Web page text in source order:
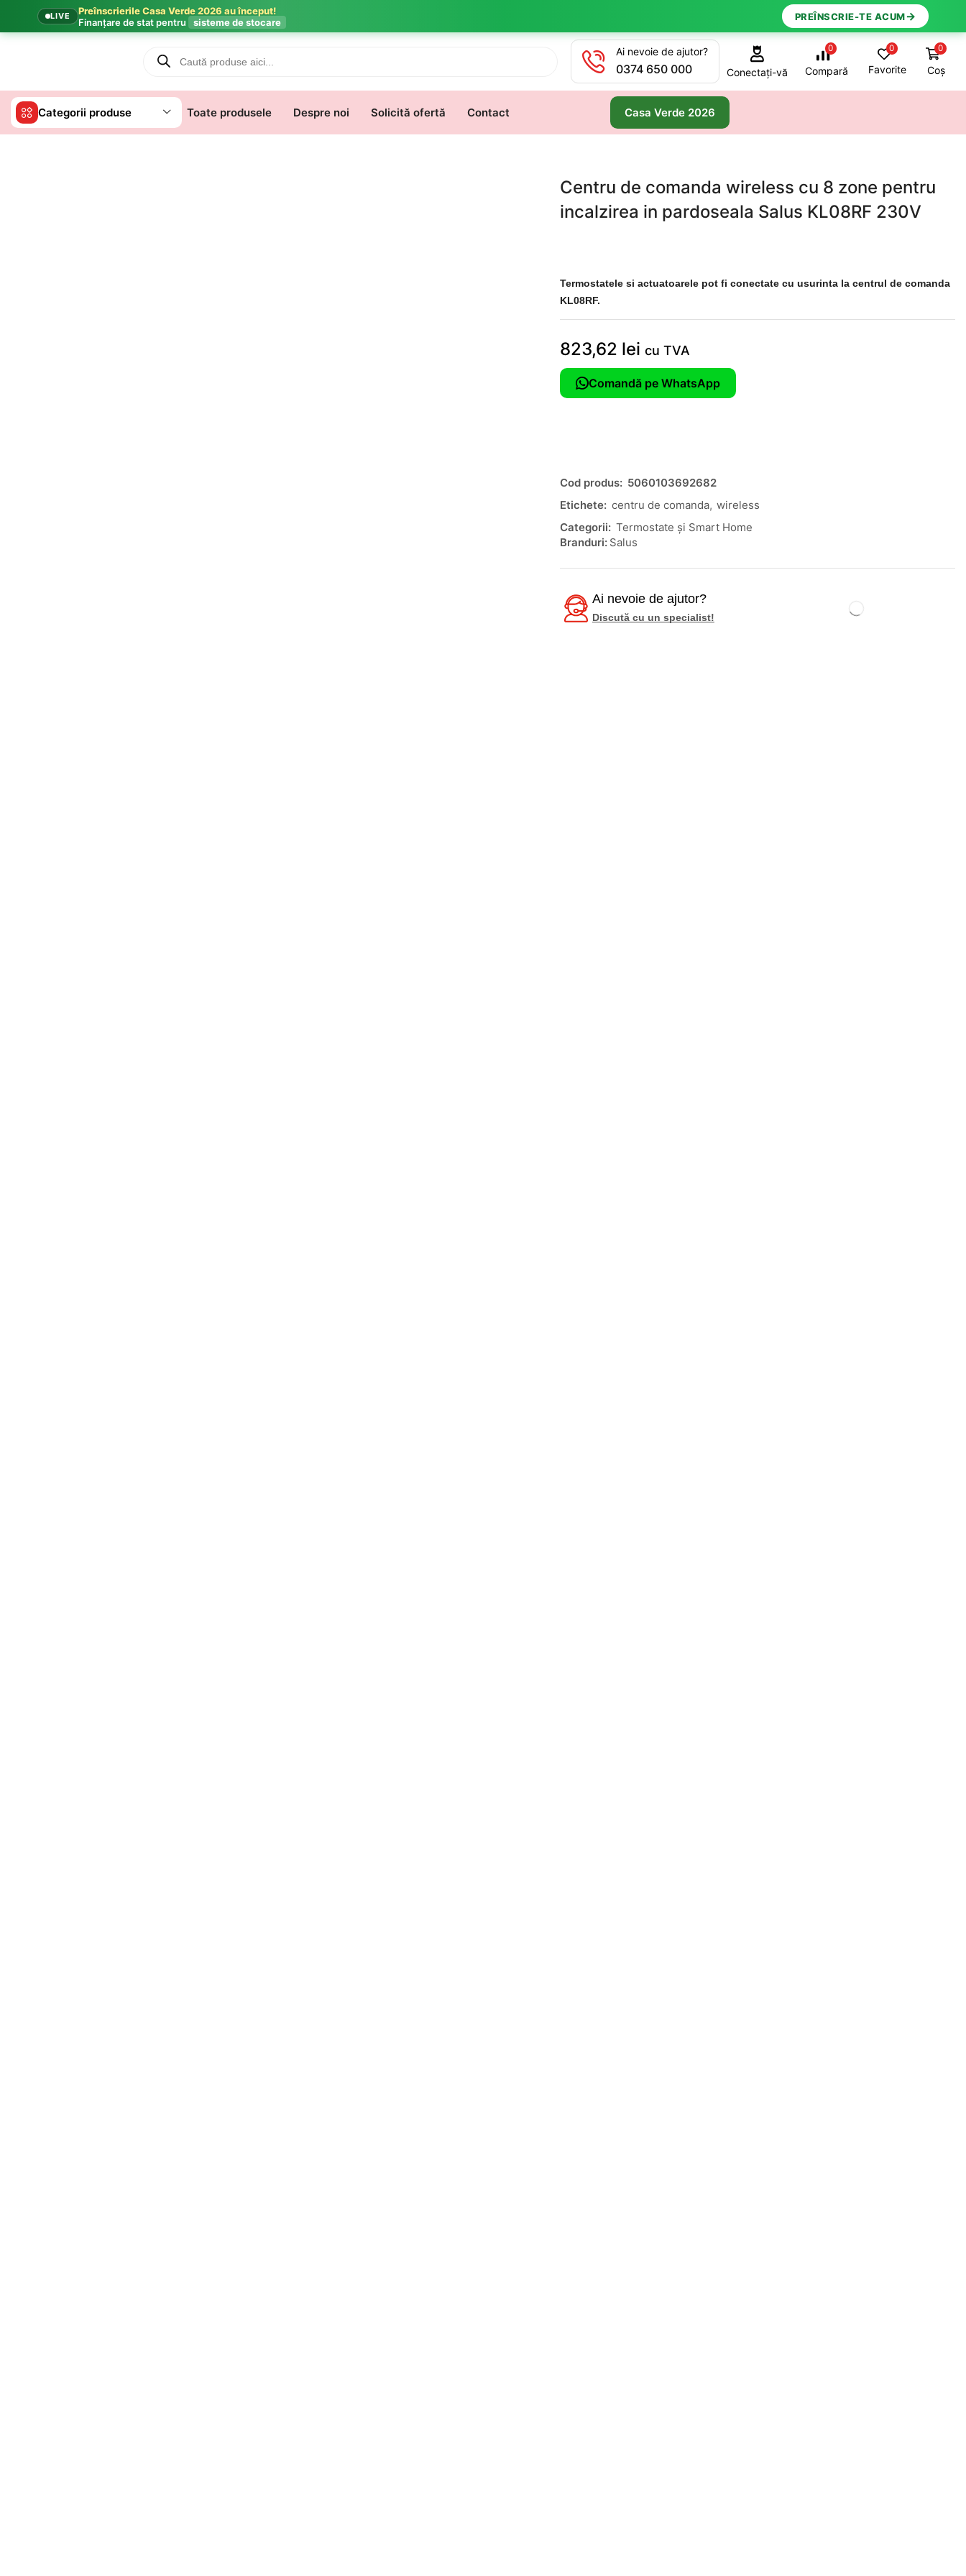
LIVE
Preînscrierile Casa Verde 2026 au început!
Finanțare de stat pentru
sisteme de stocare PREÎNSCRIE-TE ACUM→
Ai nevoie de ajutor?
0374 650 000 Conectați-vă
0
Compară
0
Favorite
0
Coș
Categorii produse Toate produsele Despre noi Solicită ofertă Contact Casa Verde 2026
Centru de comanda wireless cu 8 zone pentru
incalzirea in pardoseala Salus KL08RF 230V
Termostatele si actuatoarele pot fi conectate cu usurinta la centrul de comanda
KL08RF.
823,62 lei cu TVA
Comandă pe WhatsApp
Cod produs: 5060103692682
Etichete: centru de comanda, wireless
Categorii: Termostate și Smart Home
Branduri: Salus
Ai nevoie de ajutor?
Discută cu un specialist!